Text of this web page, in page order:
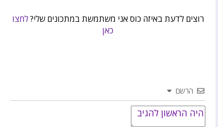
רוצים לדעת באיזה כוס אני משתמשת במתכונים שלי?לחצו
כאן
הרשם